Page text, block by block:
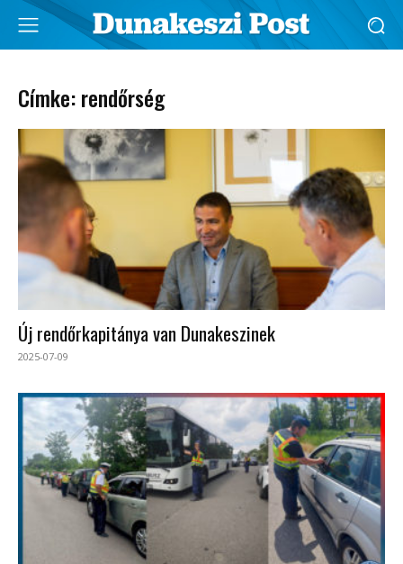
Címke: rendőrség
Új rendőrkapitánya van Dunakeszinek
2025-07-09